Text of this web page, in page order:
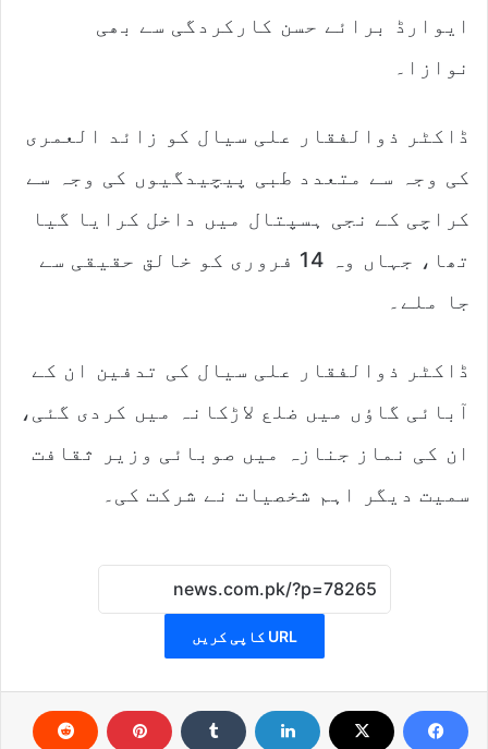
ایوارڈ برائے حسن کارکردگی سے بھی
نوازا۔
ڈاکٹر ذوالفقار علی سیال کو زائد العمری
کی وجہ سے متعدد طبی پیچیدگیوں کی وجہ سے
کراچی کے نجی ہسپتال میں داخل کرایا گیا
تھا، جہاں وہ 14 فروری کو خالق حقیقی سے
جا ملے۔
ڈاکٹر ذوالفقار علی سیال کی تدفین ان کے
آبائی گاؤں میں ضلع لاڑکانہ میں کردی گئی،
ان کی نماز جنازہ میں صوبائی وزیر ثقافت
سمیت دیگر اہم شخصیات نے شرکت کی۔
URL کاپی کریں